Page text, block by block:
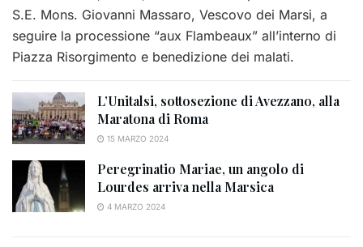
S.E. Mons. Giovanni Massaro, Vescovo dei Marsi, a
seguire la processione “aux Flambeaux” all’interno di
Piazza Risorgimento e benedizione dei malati.
L’Unitalsi, sottosezione di Avezzano, alla
Maratona di Roma
15 MARZO 2024
Peregrinatio Mariae, un angolo di
Lourdes arriva nella Marsica
4 MARZO 2024